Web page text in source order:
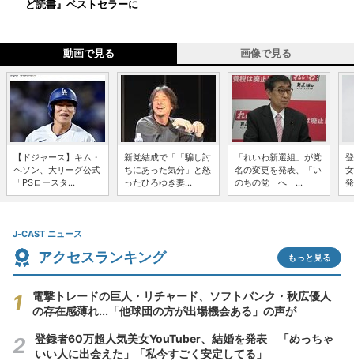
ど読書』ベストセラーに
動画で見る 画像で見る
【ドジャース】キム・
ヘソン、大リーグ公式
「PSロースタ...
新党結成で「「騙し討
ちにあった気分」と怒
ったひろゆき妻...
「れいわ新選組」が党
名の変更を発表、「い
のちの党」へ ...
J-CAST ニュース
アクセスランキング もっと見る
電撃トレードの巨人・リチャード、ソフトバンク・秋広優人
の存在感薄れ...「他球団の方が出場機会ある」の声が
登録者60万超人気美女YouTuber、結婚を発表 「めっちゃ
いい人に出会えた」「私今すごく安定してる」